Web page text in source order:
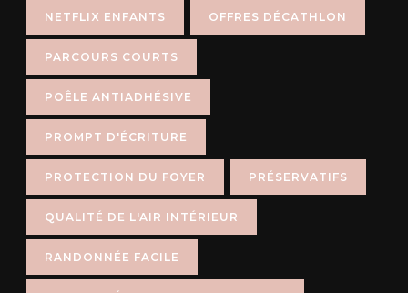
NETFLIX ENFANTS OFFRES DÉCATHLON
PARCOURS COURTS
POÊLE ANTIADHÉSIVE
PROMPT D'ÉCRITURE
PROTECTION DU FOYER PRÉSERVATIFS
QUALITÉ DE L'AIR INTÉRIEUR
RANDONNÉE FACILE